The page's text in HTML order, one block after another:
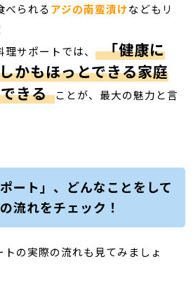
べられるアジの南蛮漬けなどもリ
理サポートでは、 「健康に
かもほっとできる家庭
きる ことが、最大の魅力と言
ート」、どんなことをして
流れをチェック！
の実際の流れも見てみましょ